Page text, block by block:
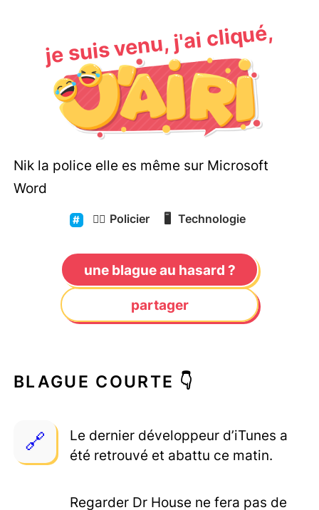
je suis venu, j'ai cliqué,
Nik la police elle es même sur Microsoft
Word
👮‍♂️ Policier 🖥️ Technologie
une blague au hasard ?
partager
BLAGUE COURTE 👇
Le dernier développeur d’iTunes a
été retrouvé et abattu ce matin.
Regarder Dr House ne fera pas de